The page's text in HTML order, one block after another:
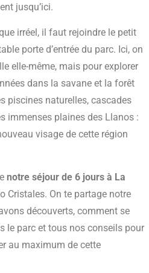
jusqu’ici.
irréel, il faut rejoindre le petit
porte d’entrée du parc. Ici, on
elle-même, mais pour explorer
dans la savane et la forêt
piscines naturelles, cascades
immenses plaines des Llanos :
visage de cette région
notre séjour de 6 jours à La
Cristales. On te partage notre
découverts, comment se
le parc et tous nos conseils pour
au maximum de cette